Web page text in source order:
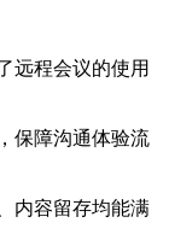
远程会议的使用
保障沟通体验流
内容留存均能满